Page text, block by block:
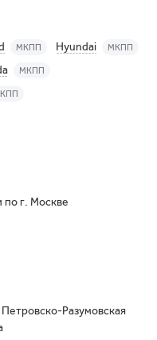
МКПП Hyundai МКПП
МКПП
г. Москве
Разумовская